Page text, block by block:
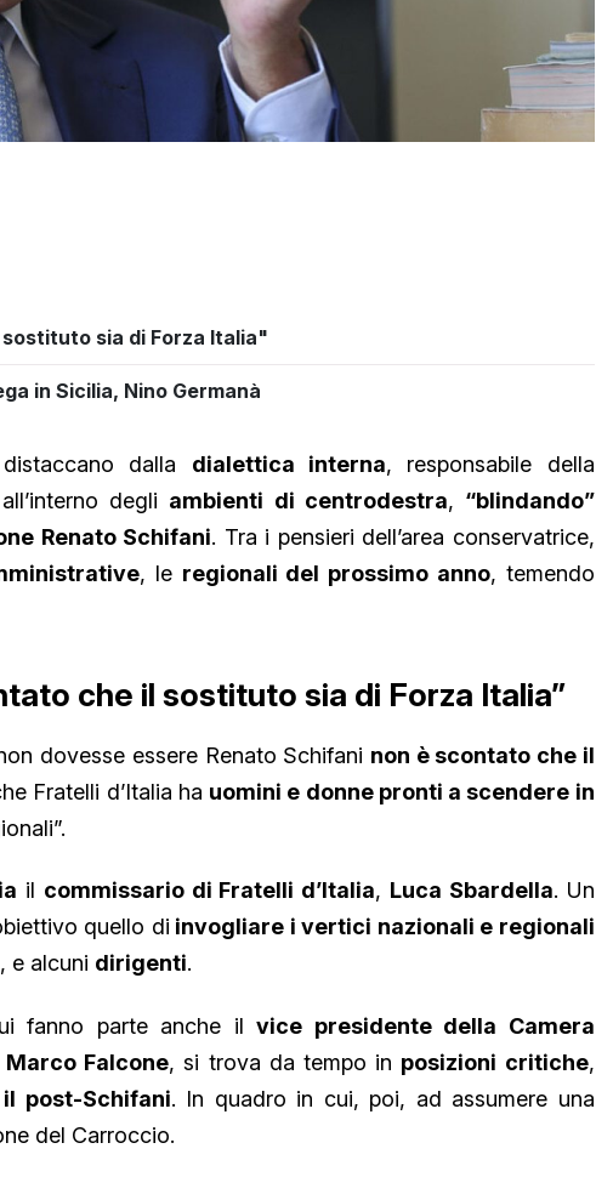
sia di Forza Italia"
in Sicilia, Nino Germanà
dalla dialettica interna, responsabile della
degli ambienti di centrodestra, “blindando”
Renato Schifani. Tra i pensieri dell’area conservatrice,
, le regionali del prossimo anno, temendo
che il sostituto sia di Forza Italia”
dovesse essere Renato Schifani non è scontato che il
Fratelli d’Italia ha uomini e donne pronti a scendere in
il commissario di Fratelli d’Italia, Luca Sbardella. Un
quello di invogliare i vertici nazionali e regionali
e alcuni dirigenti.
fanno parte anche ilvice presidente della Camera
Marco Falcone, si trova da tempo in posizioni critiche,
post-Schifani. In quadro in cui, poi, ad assumere una
del Carroccio.